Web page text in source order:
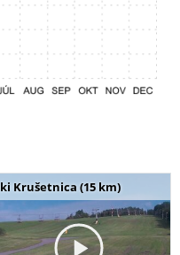
Krušetnica (15 km)